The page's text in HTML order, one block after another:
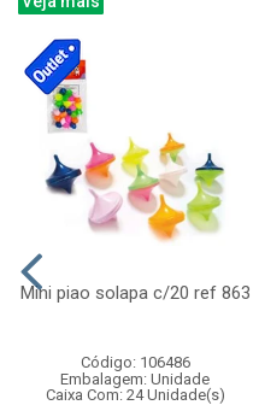
Mini piao solapa c/20 ref 863
Código: 106486
Embalagem: Unidade
Caixa Com: 24 Unidade(s)